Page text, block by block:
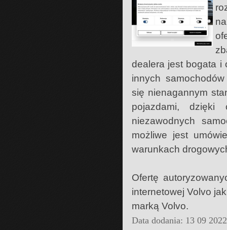
dealera jest bogata i
innych
się nienagannym
pojazdami,
niezawodnych
możliwe jest
warunkach
Ofertę
internetowej Volvo
marką Volvo.
Data dodania: 13 09